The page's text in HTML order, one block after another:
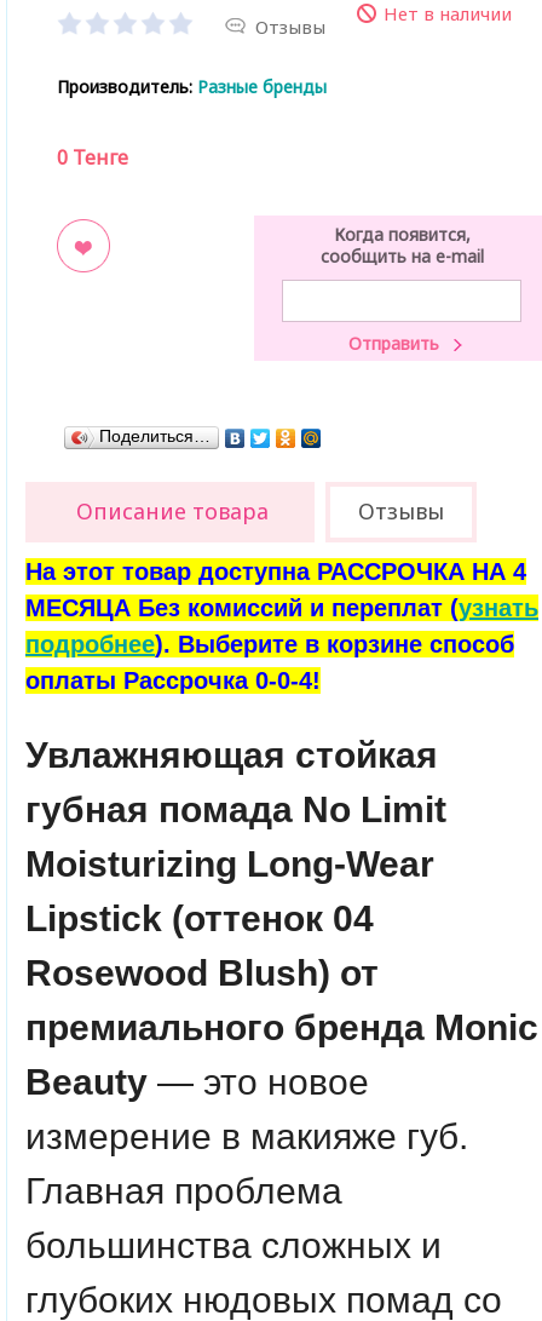
Отзывы
Нет в наличии
Производитель: Разные бренды
0 Тенге
Когда появится,
сообщить на e-mail
Поделиться…
Описание товара Отзывы
На этот товар доступна РАССРОЧКА НА 4
МЕСЯЦА Без комиссий и переплат (узнать
подробнее). Выберите в корзине способ
оплаты Рассрочка 0-0-4!
Увлажняющая стойкая
губная помада No Limit
Moisturizing Long-Wear
Lipstick (оттенок 04
Rosewood Blush) от
премиального бренда Monic
Beauty — это новое
измерение в макияже губ.
Главная проблема
большинства сложных и
глубоких нюдовых помад со